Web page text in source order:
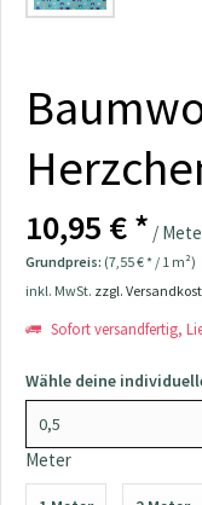
10,95 € * /
Grundpreis: (7,55 € * / 1 m²)
inkl. MwSt. zzgl.
Sofort versandfertig,
Wähle deine
Meter